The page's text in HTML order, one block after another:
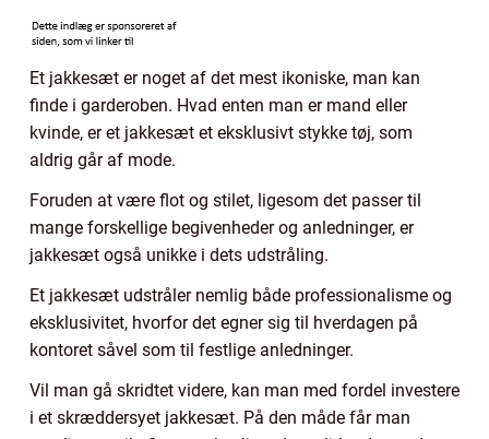
Et jakkesæt er noget af det mest ikoniske, man kan
finde i garderoben. Hvad enten man er mand eller
kvinde, er et jakkesæt et eksklusivt stykke tøj, som
aldrig går af mode.
Foruden at være flot og stilet, ligesom det passer til
mange forskellige begivenheder og anledninger, er
jakkesæt også unikke i dets udstråling.
Et jakkesæt udstråler nemlig både professionalisme og
eksklusivitet, hvorfor det egner sig til hverdagen på
kontoret såvel som til festlige anledninger.
Vil man gå skridtet videre, kan man med fordel investere
i et skræddersyet jakkesæt. På den måde får man